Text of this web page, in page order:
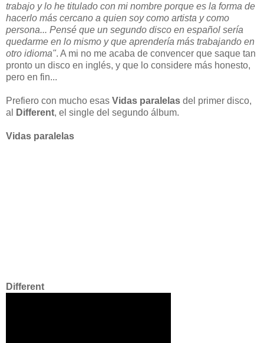
trabajo y lo he titulado con mi nombre porque es la forma de
hacerlo más cercano a quien soy como artista y como
persona... Pensé que un segundo disco en español sería
quedarme en lo mismo y que aprendería más trabajando en
otro idioma". A mi no me acaba de convencer que saque tan
pronto un disco en inglés, y que lo considere más honesto,
pero en fin...
Prefiero con mucho esas Vidas paralelas del primer disco,
al
Different, el single del segundo álbum.
Vidas paralelas
Different